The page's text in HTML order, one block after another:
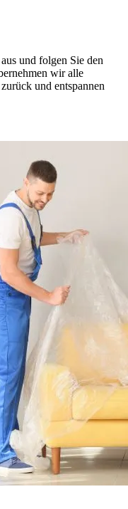
und folgen Sie den
wir alle
und entspannen